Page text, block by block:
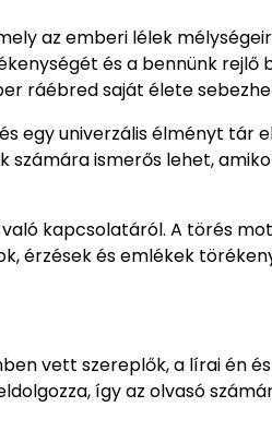
az emberi lélek
és a bennünk rejlő
ráébred saját élete
egy univerzális élményt tár
számára ismerős lehet,
kapcsolatáról. A törés
érzések és emlékek
vett szereplők, a lírai én
így az olvasó